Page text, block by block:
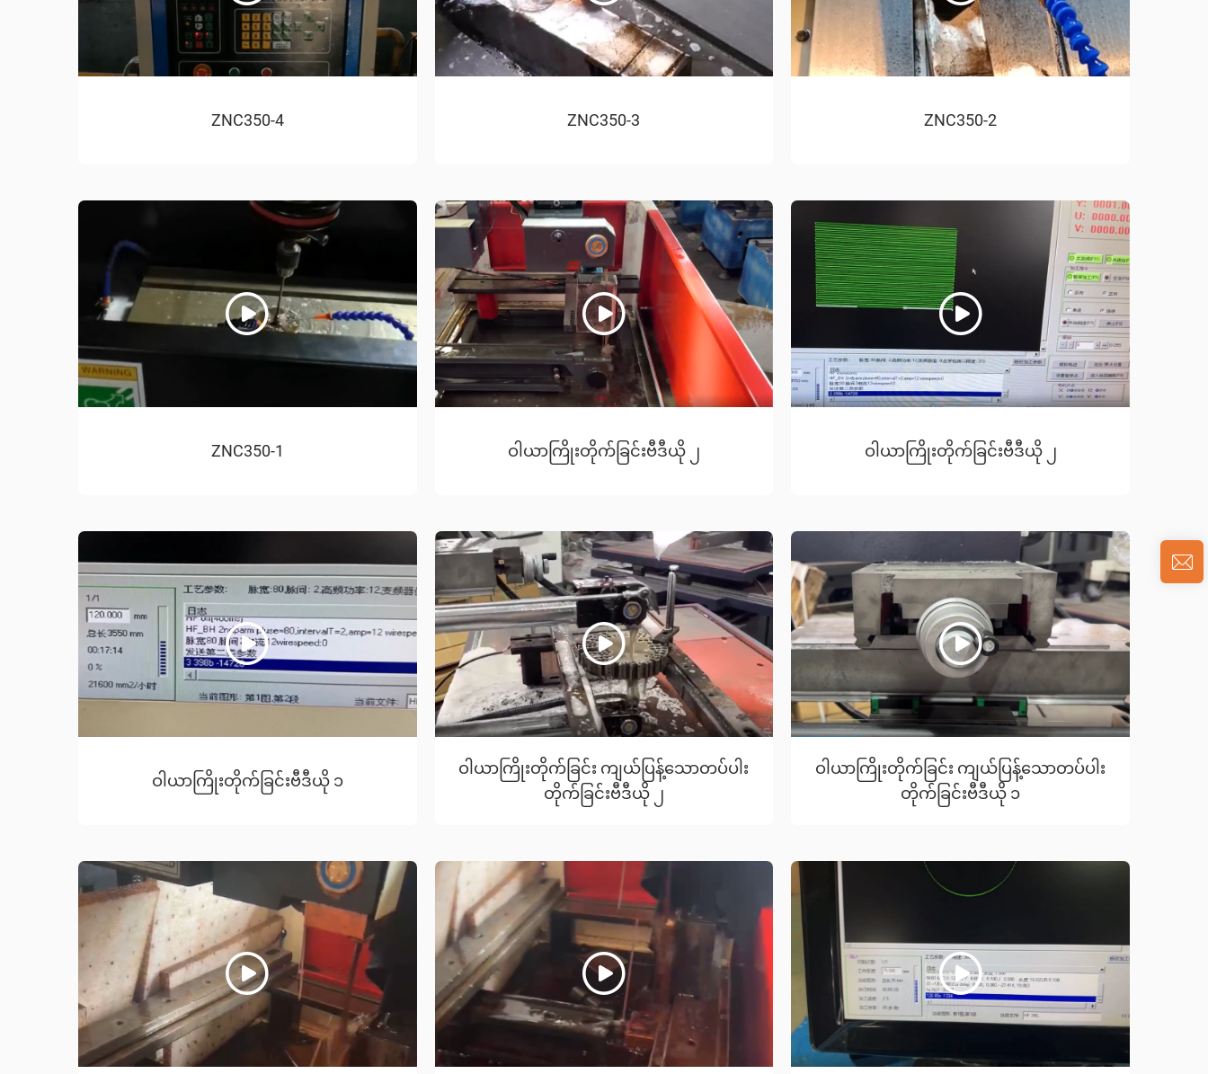
ZNC350-4 ZNC350-3 ZNC350-2
ZNC350-1 ဝါယာကြိုးတိုက်ခြင်းဗီဒီယို ၂ ဝါယာကြိုးတိုက်ခြင်းဗီဒီယို ၂
ဝါယာကြိုးတိုက်ခြင်းဗီဒီယို ၁
ဝါယာကြိုးတိုက်ခြင်း ကျယ်ပြန့်သောတပ်ပါး
တိုက်ခြင်းဗီဒီယို ၂
ဝါယာကြိုးတိုက်ခြင်း ကျယ်ပြန့်သောတပ်ပါး
တိုက်ခြင်းဗီဒီယို ၁